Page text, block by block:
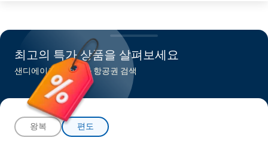
최고의 특가 상품을 살펴보세요
샌디에이고행 최저가 항공권 검색
왕복 편도